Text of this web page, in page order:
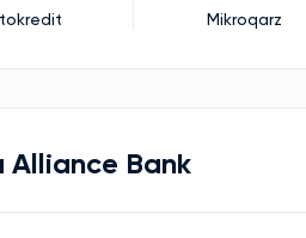
Mikroqarz
Alliance Bank